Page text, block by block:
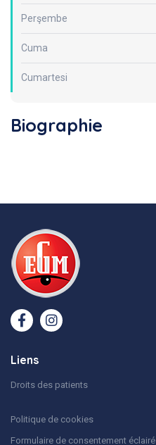
Perşembe
Cuma
Cumartesi
Biographie
Liens
Droits des patients
Politique de cookies
Formulaire de consentement éclairé